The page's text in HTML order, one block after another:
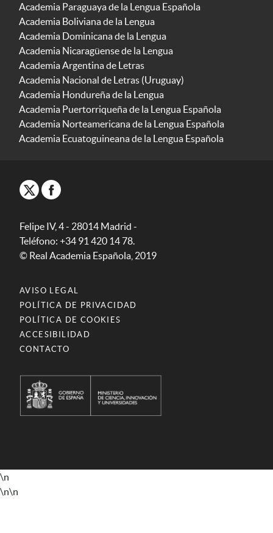
Academia Paraguaya de la Lengua Española
Academia Boliviana de la Lengua
Academia Dominicana de la Lengua
Academia Nicaragüense de la Lengua
Academia Argentina de Letras
Academia Nacional de Letras (Uruguay)
Academia Hondureña de la Lengua
Academia Puertorriqueña de la Lengua Española
Academia Norteamericana de la Lengua Española
Academia Ecuatoguineana de la Lengua Española
Felipe IV, 4 - 28014 Madrid -
Teléfono: +34 91 420 14 78.
© Real Academia Española, 2019
AVISO LEGAL
POLÍTICA DE PRIVACIDAD
POLÍTICA DE COOKIES
ACCESIBILIDAD
CONTACTO
\n
\n\n